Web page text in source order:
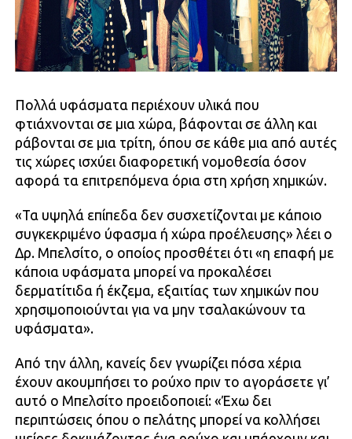
Πολλά υφάσματα περιέχουν υλικά που
φτιάχνονται σε μια χώρα, βάφονται σε άλλη και
ράβονται σε μια τρίτη, όπου σε κάθε μια από αυτές
τις χώρες ισχύει διαφορετική νομοθεσία όσον
αφορά τα επιτρεπόμενα όρια στη χρήση χημικών.
«Τα υψηλά επίπεδα δεν συσχετίζονται με κάποιο
συγκεκριμένο ύφασμα ή χώρα προέλευσης» λέει ο
Δρ. Μπελσίτο, ο οποίος προσθέτει ότι «η επαφή με
κάποια υφάσματα μπορεί να προκαλέσει
δερματίτιδα ή έκζεμα, εξαιτίας των χημικών που
χρησιμοποιούνται για να μην τσαλακώνουν τα
υφάσματα».
Από την άλλη, κανείς δεν γνωρίζει πόσα χέρια
έχουν ακουμπήσει το ρούχο πριν το αγοράσετε γι’
αυτό ο Μπελσίτο προειδοποιεί: «Έχω δει
περιπτώσεις όπου ο πελάτης μπορεί να κολλήσει